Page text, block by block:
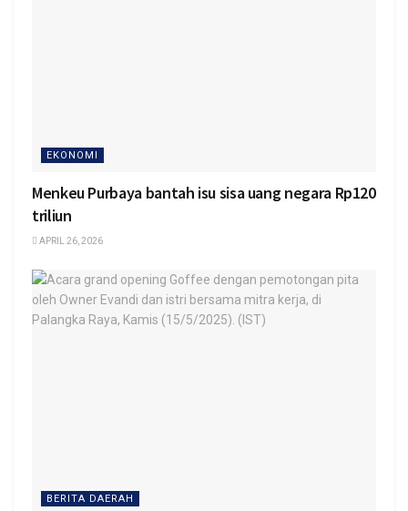
EKONOMI
Menkeu Purbaya bantah isu sisa uang negara Rp120
triliun
APRIL 26, 2026
BERITA DAERAH